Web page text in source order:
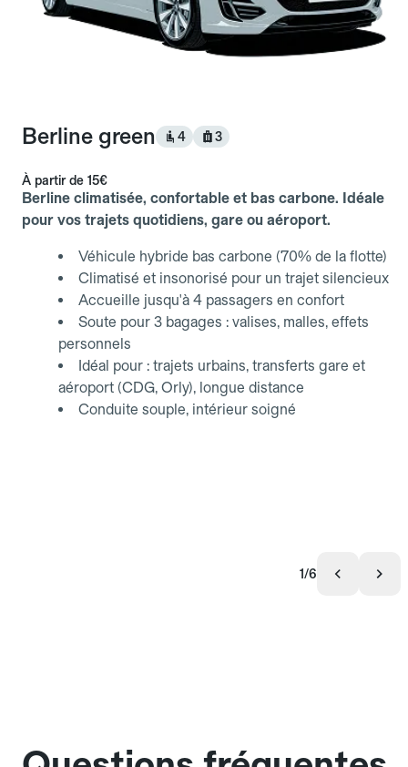
Berline green 4 3
À partir de 15€
Berline climatisée, confortable et bas carbone. Idéale
pour vos trajets quotidiens, gare ou aéroport.
Véhicule hybride bas carbone (70% de la flotte)
Climatisé et insonorisé pour un trajet silencieux
Accueille jusqu'à 4 passagers en confort
Soute pour 3 bagages : valises, malles, effets
personnels
Idéal pour : trajets urbains, transferts gare et
aéroport (CDG, Orly), longue distance
Conduite souple, intérieur soigné
1/6